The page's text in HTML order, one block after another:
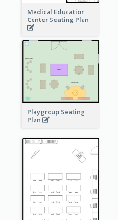
Medical Education
Center Seating Plan
Playgroup Seating
Plan